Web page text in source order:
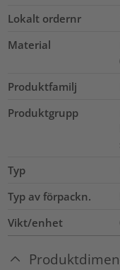
Lokalt ordernr
Material
Produktfamilj
Produktgrupp
Typ
Typ av förpackn.
Vikt/enhet